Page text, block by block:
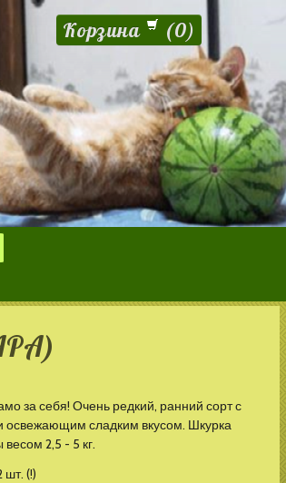
Корзина (0)
за себя! Очень редкий, ранний сорт с
освежающим сладким вкусом. Шкурка
2,5 - 5 кг.
шт. (!)